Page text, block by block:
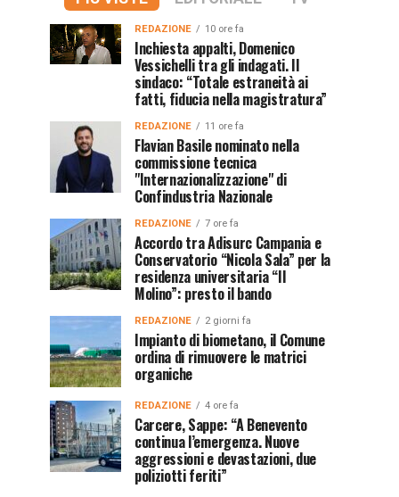
REDAZIONE 10 ore fa
Inchiesta appalti, Domenico
Vessichelli tra gli indagati. Il
sindaco: “Totale estraneità ai
fatti, fiducia nella magistratura”
REDAZIONE 11 ore fa
Flavian Basile nominato nella
commissione tecnica
"Internazionalizzazione" di
Confindustria Nazionale
REDAZIONE 7 ore fa
Accordo tra Adisurc Campania e
Conservatorio “Nicola Sala” per la
residenza universitaria “Il
Molino”: presto il bando
REDAZIONE 2 giorni fa
Impianto di biometano, il Comune
ordina di rimuovere le matrici
organiche
REDAZIONE 4 ore fa
Carcere, Sappe: “A Benevento
continua l’emergenza. Nuove
aggressioni e devastazioni, due
poliziotti feriti”